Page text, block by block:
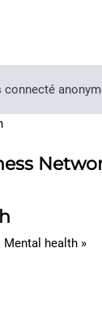
connecté
health »